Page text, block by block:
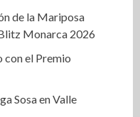
de la Mariposa
Monarca 2026
con el Premio
Sosa en Valle